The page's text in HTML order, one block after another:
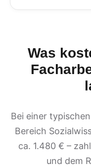
Was
Bei einer
Bereich
ca. 1.480 € –
und dem